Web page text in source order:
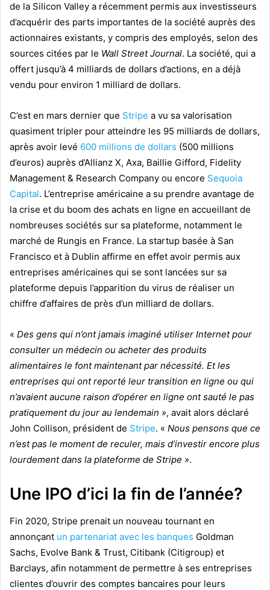
de la Silicon Valley a récemment permis aux investisseurs
d’acquérir des parts importantes de la société auprès des
actionnaires existants, y compris des employés, selon des
sources citées par le Wall Street Journal. La société, qui a
offert jusqu’à 4 milliards de dollars d’actions, en a déjà
vendu pour environ 1 milliard de dollars.
C’est en mars dernier que Stripe a vu sa valorisation
quasiment tripler pour atteindre les 95 milliards de dollars,
après avoir levé 600 millions de dollars (500 millions
d’euros) auprès d’Allianz X, Axa, Baillie Gifford, Fidelity
Management & Research Company ou encore Sequoia
Capital. L’entreprise américaine a su prendre avantage de
la crise et du boom des achats en ligne en accueillant de
nombreuses sociétés sur sa plateforme, notamment le
marché de Rungis en France. La startup basée à San
Francisco et à Dublin affirme en effet avoir permis aux
entreprises américaines qui se sont lancées sur sa
plateforme depuis l’apparition du virus de réaliser un
chiffre d’affaires de près d’un milliard de dollars.
« Des gens qui n’ont jamais imaginé utiliser Internet pour
consulter un médecin ou acheter des produits
alimentaires le font maintenant par nécessité. Et les
entreprises qui ont reporté leur transition en ligne ou qui
n’avaient aucune raison d’opérer en ligne ont sauté le pas
pratiquement du jour au lendemain », avait alors déclaré
John Collison, président de Stripe. « Nous pensons que ce
n’est pas le moment de reculer, mais d’investir encore plus
lourdement dans la plateforme de Stripe ».
Une IPO d’ici la fin de l’année?
Fin 2020, Stripe prenait un nouveau tournant en
annonçant un partenariat avec les banques Goldman
Sachs, Evolve Bank & Trust, Citibank (Citigroup) et
Barclays, afin notamment de permettre à ses entreprises
clientes d’ouvrir des comptes bancaires pour leurs